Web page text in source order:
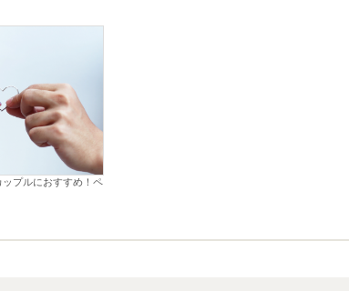
プルにおすすめ！ペ